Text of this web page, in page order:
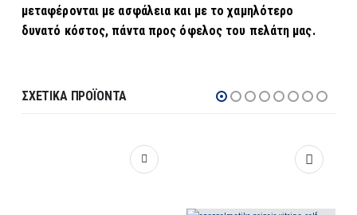
μεταφέρονται με ασφάλεια και με το χαμηλότερο
δυνατό κόστος, πάντα προς όφελος του πελάτη μας.
ΣΧΕΤΙΚΆ ΠΡΟΪΌΝΤΑ